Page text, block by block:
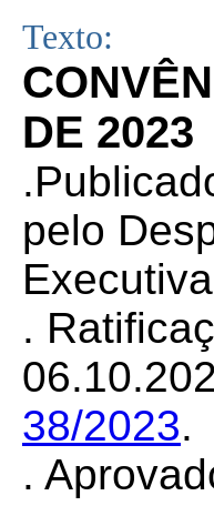
Texto:
DE 2023
pelo
.
38/2023.
.